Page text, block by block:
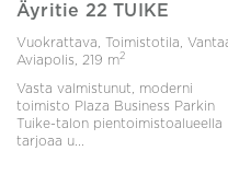
Äyritie 22 TUIKE
Vuokrattava, Toimistotila,
Aviapolis, 219 m2
Vasta valmistunut, moderni
toimisto Plaza Business Parkin
Tuike-talon pientoimistoalueella
tarjoaa u...